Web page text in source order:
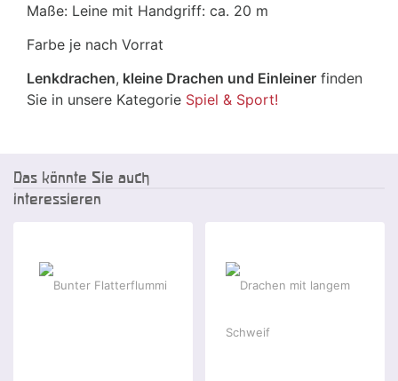
Maße: Leine mit Handgriff: ca. 20 m
Farbe je nach Vorrat
Lenkdrachen, kleine Drachen und Einleiner finden
Sie in unsere Kategorie Spiel & Sport!
Das könnte Sie auch
interessieren